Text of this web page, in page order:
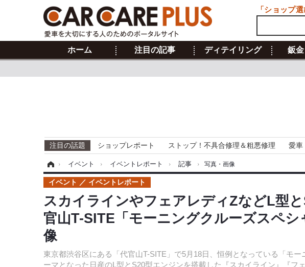
ホーム 注目の記事 ディテイリング 鈑
注目の話題 ショップレポート ストップ！不具合修理＆粗悪修理 愛車
› イベント › イベントレポート › 記事 › 写真・画像
スカイラインやフェアレディZなどL型
官山T-SITE「モーニングクルーズスペ
像
東京都渋谷区にある「代官山T-SITE」で5月18日、恒例となっている「モ
ーマとなった日産のL型とS20型エンジンを搭載した『スカイライン』『フ
イベント イベントレポート
「ショップ